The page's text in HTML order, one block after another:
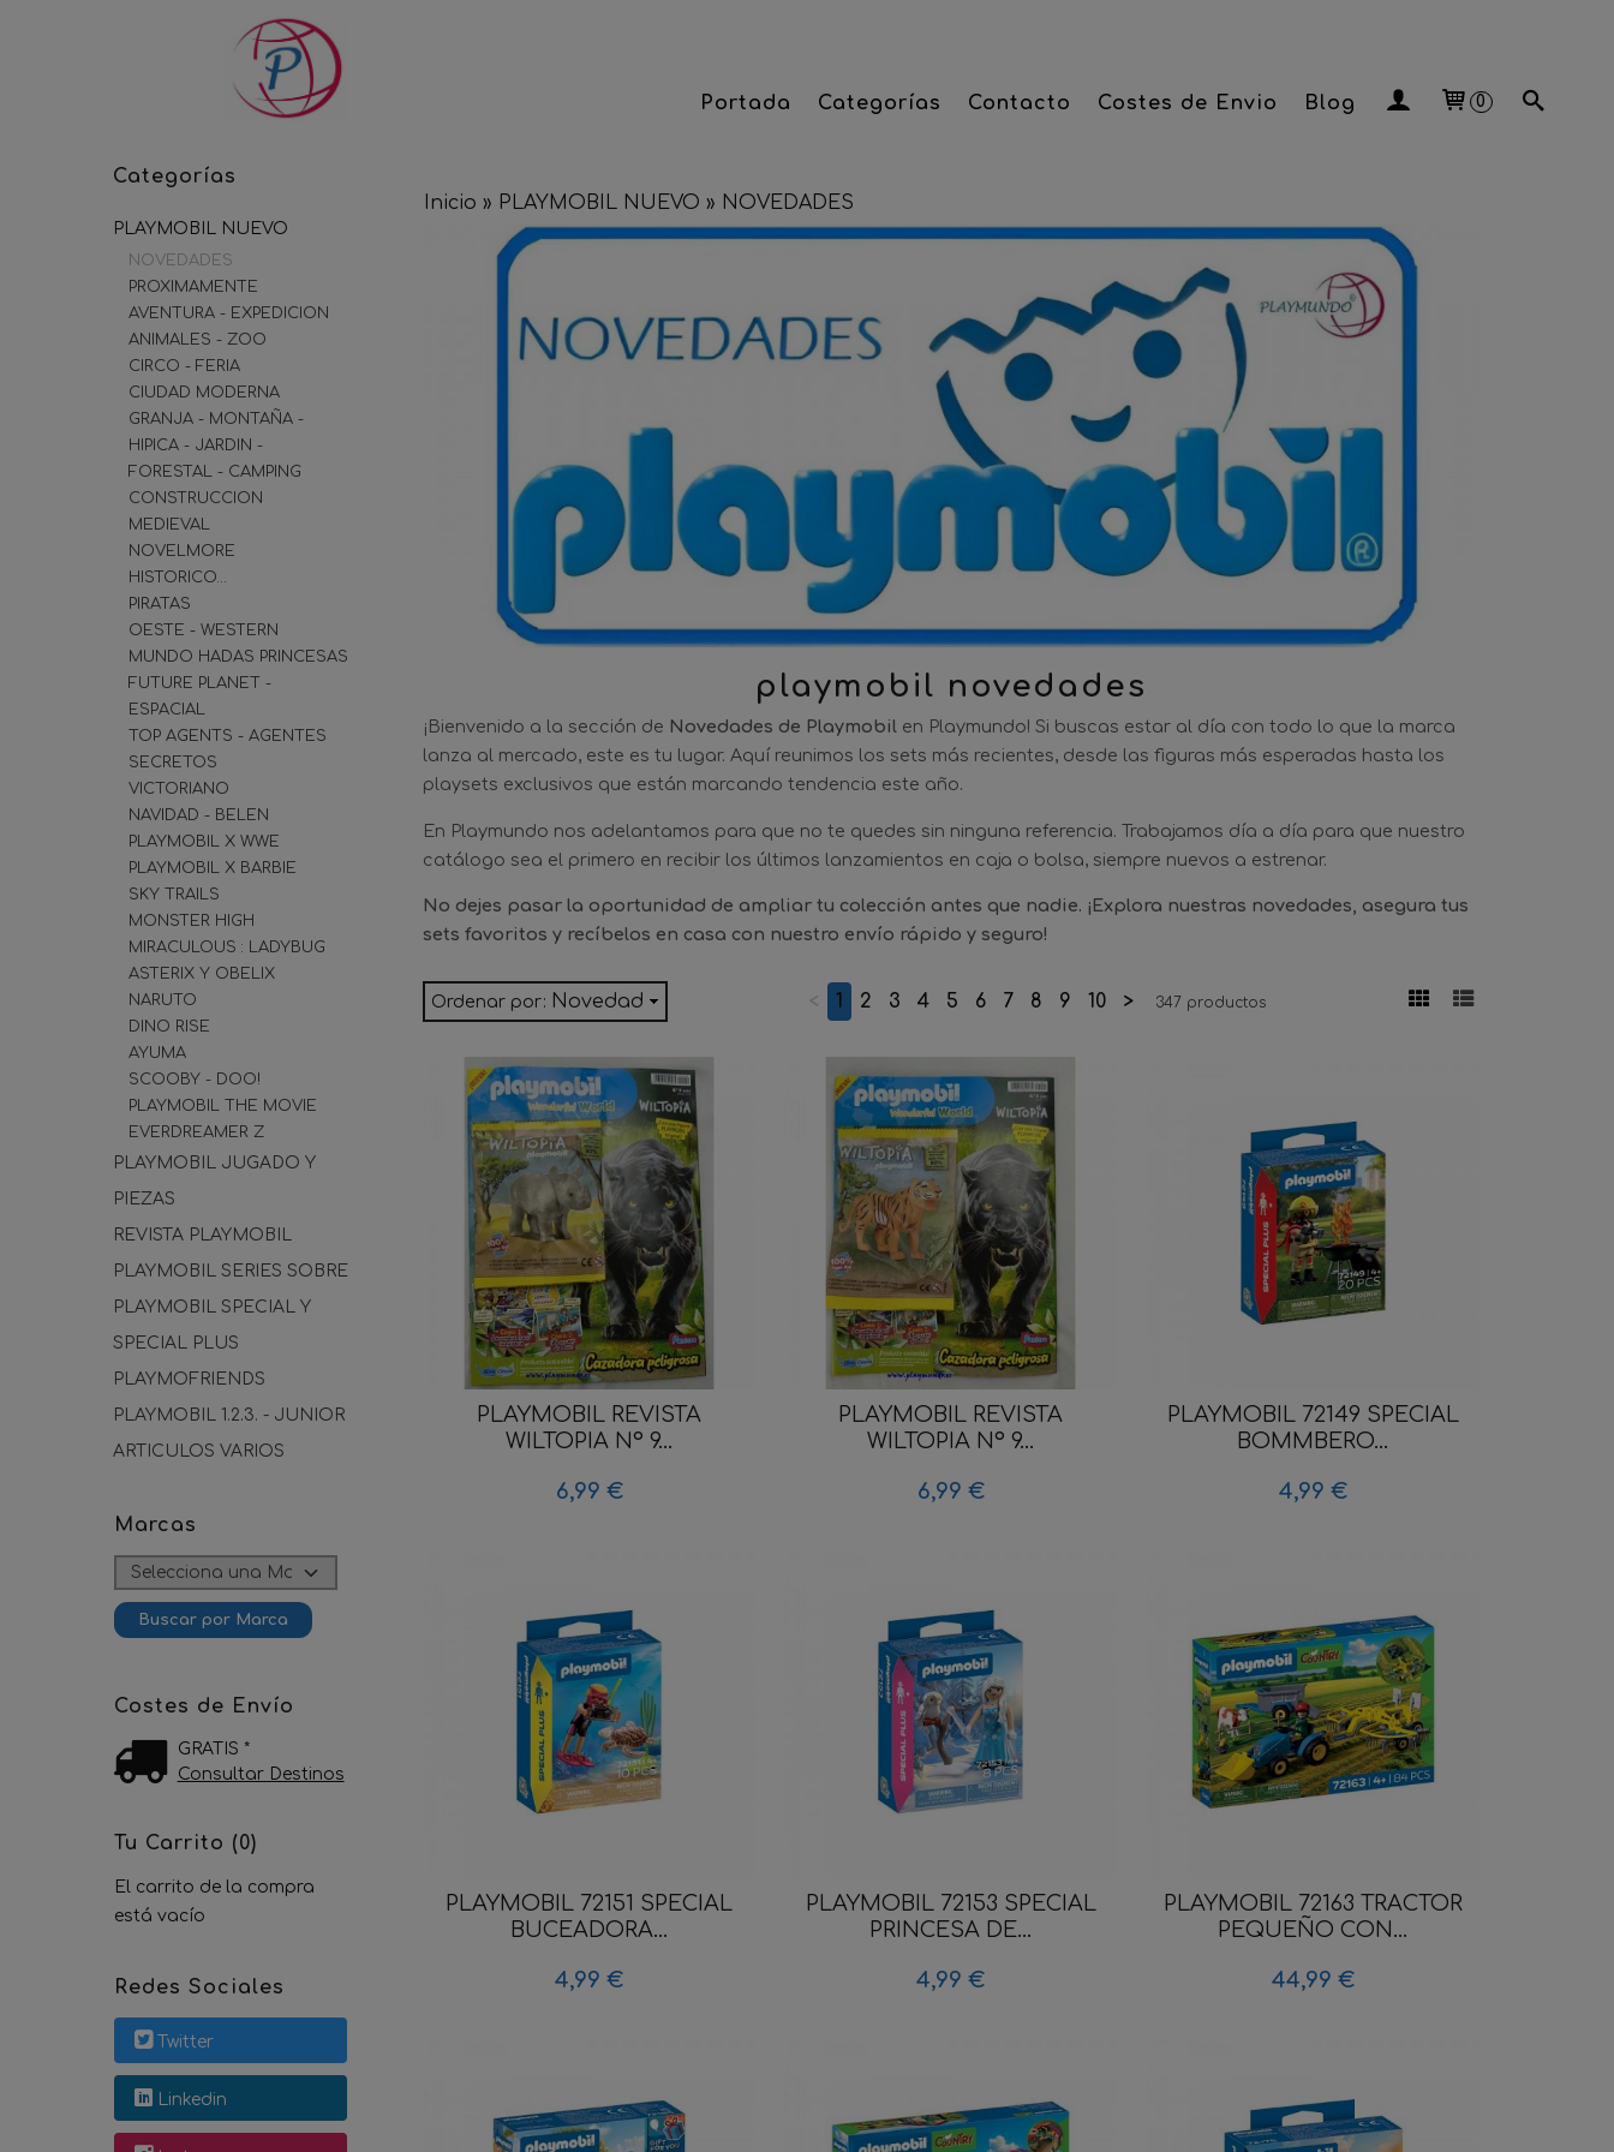
Portada Categorías Contacto Costes de Envio Blog 0
Categorías
PLAYMOBIL NUEVO
NOVEDADES
PROXIMAMENTE
AVENTURA - EXPEDICION
ANIMALES - ZOO
CIRCO - FERIA
CIUDAD MODERNA
GRANJA - MONTAÑA -
HIPICA - JARDIN -
FORESTAL - CAMPING
CONSTRUCCION
MEDIEVAL
NOVELMORE
HISTORICO...
PIRATAS
OESTE - WESTERN
MUNDO HADAS PRINCESAS
FUTURE PLANET -
ESPACIAL
TOP AGENTS - AGENTES
SECRETOS
VICTORIANO
NAVIDAD - BELEN
PLAYMOBIL X WWE
PLAYMOBIL X BARBIE
SKY TRAILS
MONSTER HIGH
MIRACULOUS : LADYBUG
ASTERIX Y OBELIX
NARUTO
DINO RISE
AYUMA
SCOOBY - DOO!
PLAYMOBIL THE MOVIE
EVERDREAMER Z
PLAYMOBIL JUGADO Y
PIEZAS
REVISTA PLAYMOBIL
PLAYMOBIL SERIES SOBRE
PLAYMOBIL SPECIAL Y
SPECIAL PLUS
PLAYMOFRIENDS
PLAYMOBIL 1.2.3. - JUNIOR
ARTICULOS VARIOS
Marcas
Costes de Envío
GRATIS *
Consultar Destinos
Tu Carrito (0)
El carrito de la compra
está vacío
Redes Sociales
Twitter
Linkedin
Inicio » PLAYMOBIL NUEVO » NOVEDADES
playmobil novedades
¡Bienvenido a la sección de Novedades de Playmobil en Playmundo! Si buscas estar al día con todo lo que la marca
lanza al mercado, este es tu lugar. Aquí reunimos los sets más recientes, desde las figuras más esperadas hasta los
playsets exclusivos que están marcando tendencia este año.
En Playmundo nos adelantamos para que no te quedes sin ninguna referencia. Trabajamos día a día para que nuestro
catálogo sea el primero en recibir los últimos lanzamientos en caja o bolsa, siempre nuevos a estrenar.
No dejes pasar la oportunidad de ampliar tu colección antes que nadie. ¡Explora nuestras novedades, asegura tus
sets favoritos y recíbelos en casa con nuestro envío rápido y seguro!
Ordenar por: Novedad < 1 2 3 4 5 6 7 8 9 10 > 347 productos
PLAYMOBIL REVISTA
WILTOPIA Nº 9...
6,99 €
PLAYMOBIL REVISTA
WILTOPIA Nº 9...
6,99 €
PLAYMOBIL 72149 SPECIAL
BOMMBERO...
4,99 €
PLAYMOBIL 72151 SPECIAL
BUCEADORA...
4,99 €
PLAYMOBIL 72153 SPECIAL
PRINCESA DE...
4,99 €
PLAYMOBIL 72163 TRACTOR
PEQUEÑO CON...
44,99 €